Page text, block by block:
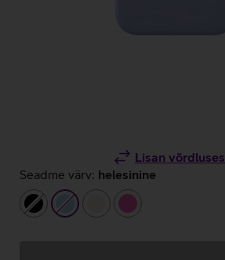
Lisan
Seadme värv: helesinine
must
helesinine
beež roosa